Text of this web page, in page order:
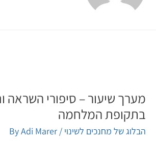
מערך שיעור – סיפורי השראה
בתקופת המלחמה
הבלוג של מחנכים לשינוי/ By
Adi Marer